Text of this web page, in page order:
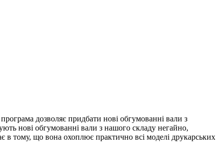
дозволяє придбати нові обгумованні вали з
нові обгумованні вали з нашого складу негайно,
в тому, що вона охоплює практично всі моделі друкарських